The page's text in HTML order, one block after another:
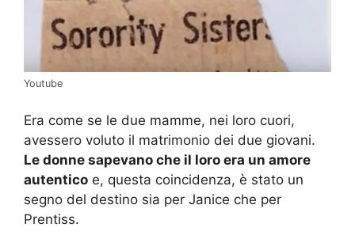
Youtube
Era come se le due mamme, nei loro cuori,
avessero voluto il matrimonio dei due giovani.
Le donne sapevano che il loro era un amore
autentico e, questa coincidenza, è stato un
segno del destino sia per Janice che per
Prentiss.